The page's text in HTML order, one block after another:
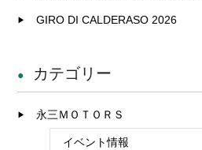
GIRO DI CALDERASO 2026
カテゴリー
永三ＭＯＴＯＲＳ
イベント情報